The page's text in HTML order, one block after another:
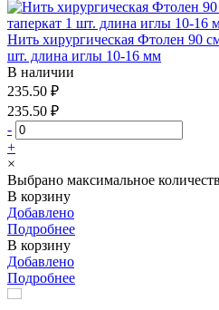
Нить хирургическая Фтолен 90
шт. длина иглы 10-16 мм
В наличии
235.50 ₽
235.50 ₽
-
+
×
Выбрано максимальное
В корзину
Добавлено
Подробнее
В корзину
Добавлено
Подробнее